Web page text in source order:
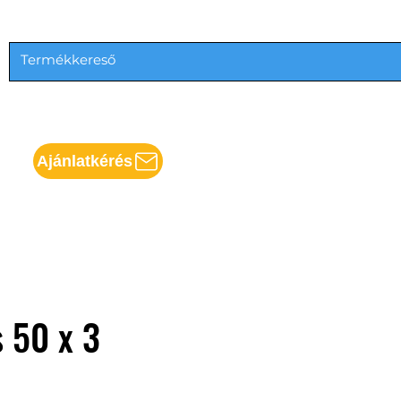
Ajánlatkérés
50 x 3